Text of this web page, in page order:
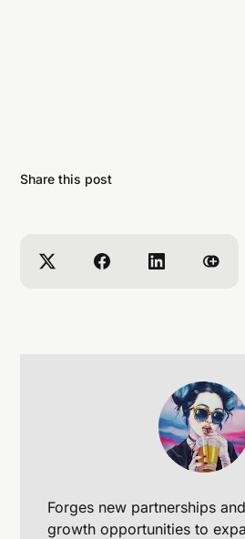
Share this post
Forges new partnerships
growth opportunities to